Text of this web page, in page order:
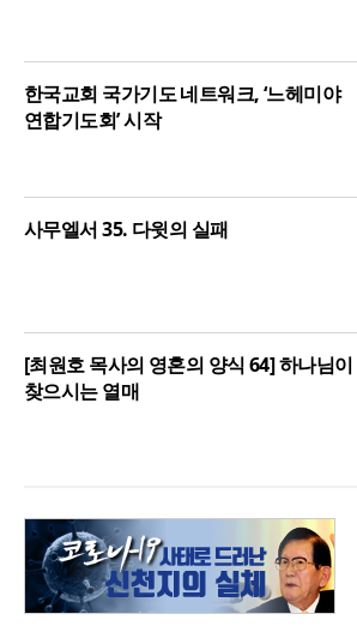
한국교회 국가기도 네트워크, ‘느헤미야
연합기도회’ 시작
사무엘서 35. 다윗의 실패
[최원호 목사의 영혼의 양식 64] 하나님이
찾으시는 열매